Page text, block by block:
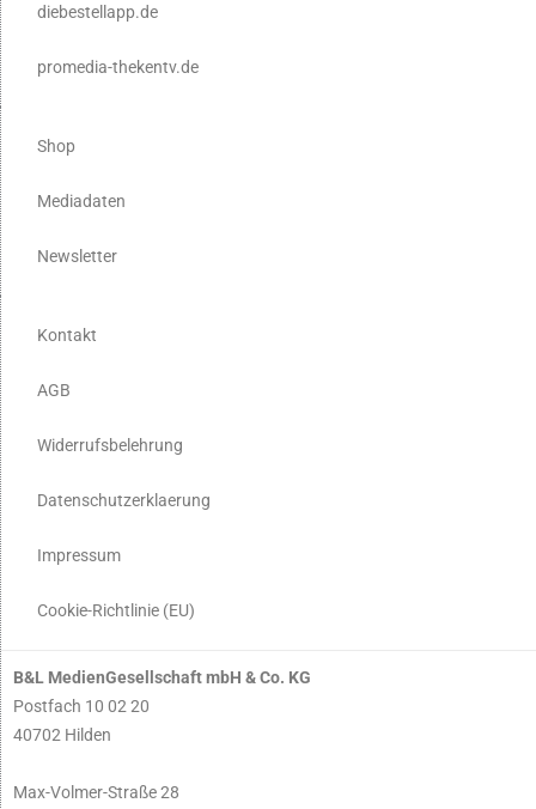
diebestellapp.de
promedia-thekentv.de
Shop
Mediadaten
Newsletter
Kontakt
AGB
Widerrufsbelehrung
Datenschutzerklaerung
Impressum
Cookie-Richtlinie (EU)
B&L MedienGesellschaft mbH & Co. KG
Postfach 10 02 20
40702 Hilden
Max-Volmer-Straße 28